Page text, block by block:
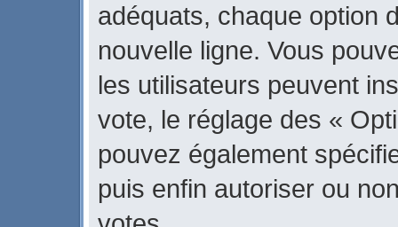
adéquats, chaque option
nouvelle ligne. Vous
les utilisateurs peuvent
vote, le réglage des «
pouvez également
puis enfin autoriser ou